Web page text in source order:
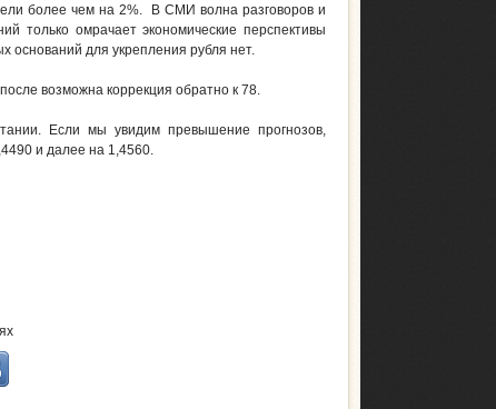
более чем на 2%. В СМИ волна разговоров и
только омрачает экономические перспективы
оснований для укрепления рубля нет.
возможна коррекция обратно к 78.
Если мы увидим превышение прогнозов,
и далее на 1,4560.